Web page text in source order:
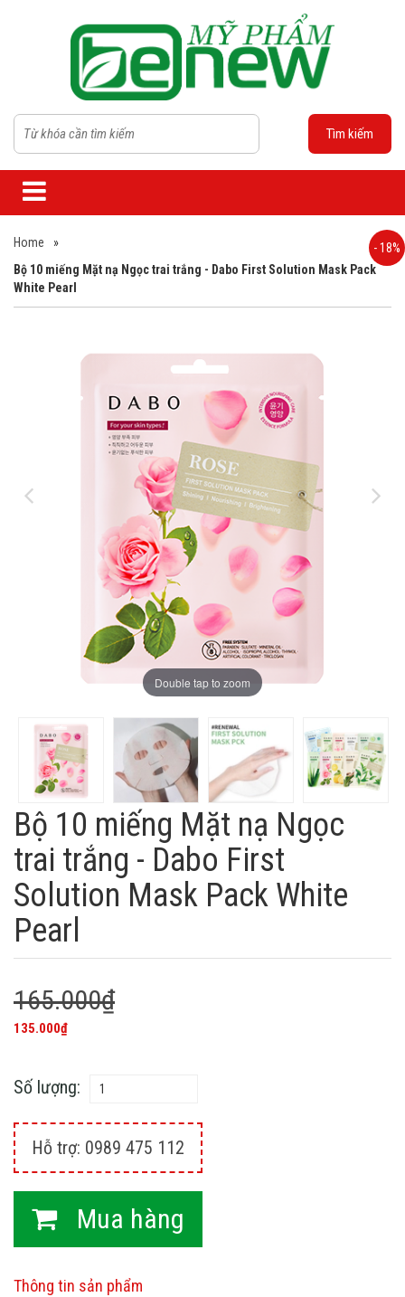
Tìm kiếm
Home
»
Bộ 10 miếng Mặt nạ Ngọc trai trắng - Dabo First Solution Mask Pack
White Pearl
Double tap to zoom
- 18%
Bộ 10 miếng Mặt nạ Ngọc
trai trắng - Dabo First
Solution Mask Pack White
Pearl
165.000₫
135.000₫
Số lượng:
Hỗ trợ: 0989 475 112
Mua hàng
Thông tin sản phẩm